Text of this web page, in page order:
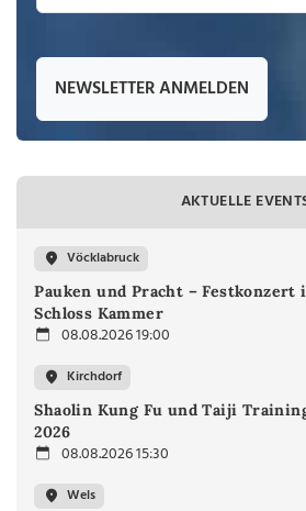
NEWSLETTER ANMELDEN
AKTUELLE
Vöcklabruck
Pauken und Pracht – Festkonzert
Schloss Kammer
08.08.2026 19:00
Kirchdorf
Shaolin Kung Fu und Taiji
2026
08.08.2026 15:30
Wels